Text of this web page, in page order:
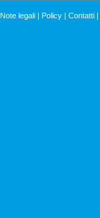
Note legali | Policy | Contatti |